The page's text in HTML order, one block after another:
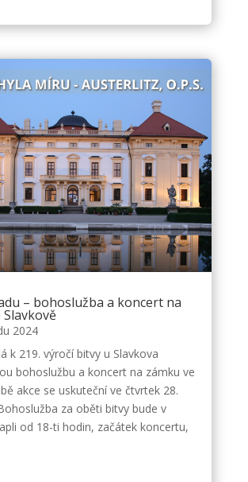
– bohoslužba a koncert na
2024
k 219. výročí bitvy u Slavkova
bohoslužbu a koncert na zámku ve
akce se uskuteční ve čtvrtek 28.
za oběti bitvy bude v
od 18-ti hodin, začátek koncertu,